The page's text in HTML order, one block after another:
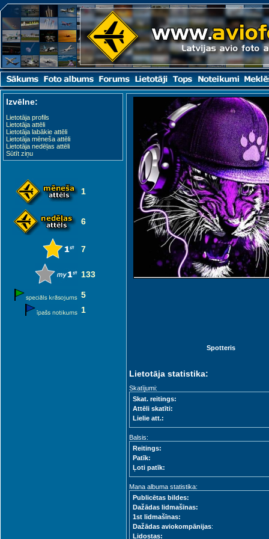
Izvēlne:
Lietotāja profils
Lietotāja attēli
Lietotāja labākie attēli
Lietotāja mēneša attēli
Lietotāja nedēļas attēli
Sūtīt ziņu
1
6
7
133
5
1
Spotteris
Lietotāja statistika:
Skatījumi:
Skat. reitings:
Attēli skatīti:
Lielie att.:
Balsis:
Reitings:
Patīk:
Ļoti patīk:
Mana albuma statistika:
Publicētas bildes:
Dažādas lidmašīnas:
1st lidmašīnas:
Dažādas aviokompānijas:
Lidostas: